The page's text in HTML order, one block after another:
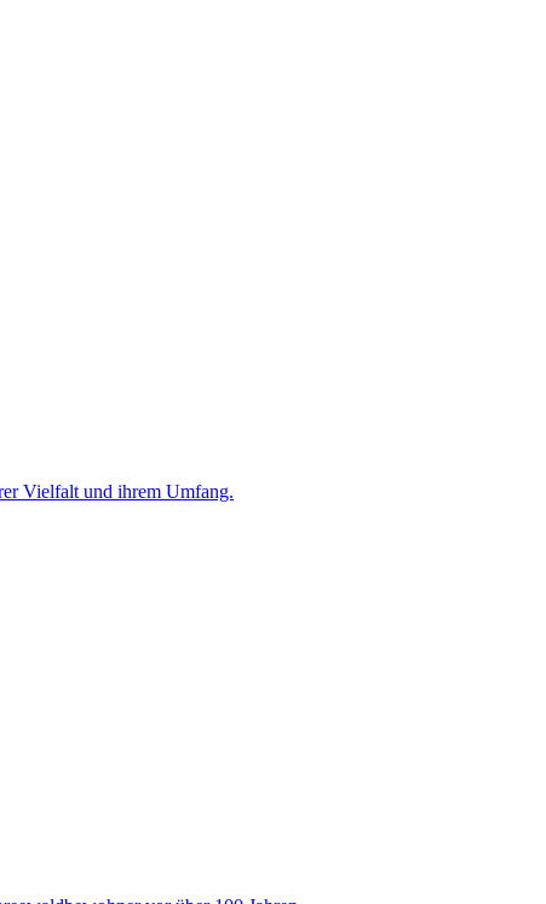
Vielfalt und ihrem Umfang.